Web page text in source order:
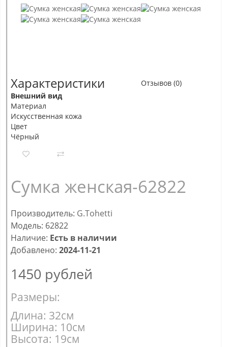
Характеристики
Отзывов (0)
Внешний вид
Материал
Искусственная кожа
Цвет
Чёрный
Сумка женская-62822
Производитель: G.Tohetti
Модель: 62822
Наличие: Есть в наличии
Добавлено: 2024-11-21
1450 рублей
Размеры:
Длина: 32см
Ширина: 10см
Высота: 19см